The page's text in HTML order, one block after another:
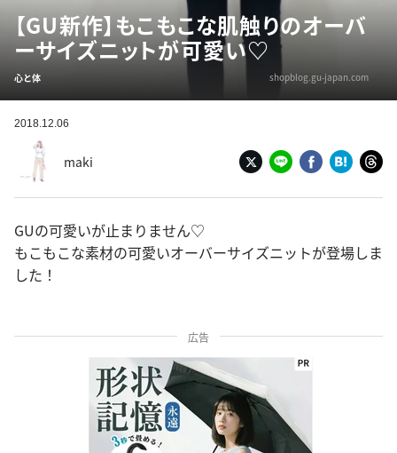
【GU新作】もこもこな肌触りのオーバ
ーサイズニットが可愛い♡
心と体 shopblog.gu-japan.com
2018.12.06
maki
GUの可愛いが止まりません♡
もこもこな素材の可愛いオーバーサイズニットが登場しま
した！
広告